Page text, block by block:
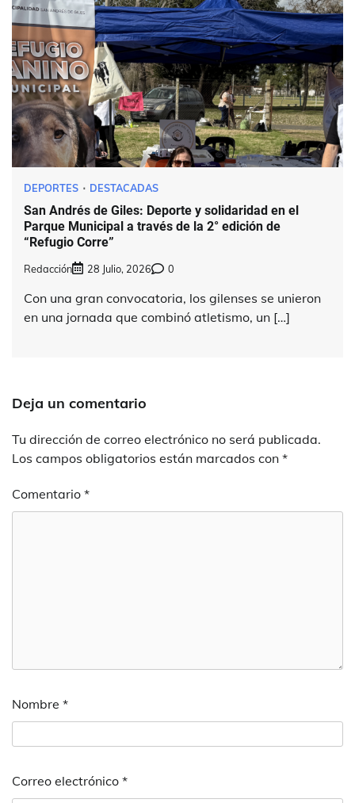
DEPORTES DESTACADAS
San Andrés de Giles: Deporte y solidaridad en el
Parque Municipal a través de la 2° edición de
“Refugio Corre”
Redacción 28 Julio, 2026 0
Con una gran convocatoria, los gilenses se unieron
en una jornada que combinó atletismo, un […]
Deja un comentario
Tu dirección de correo electrónico no será publicada.
Los campos obligatorios están marcados con *
Comentario *
Nombre *
Correo electrónico *